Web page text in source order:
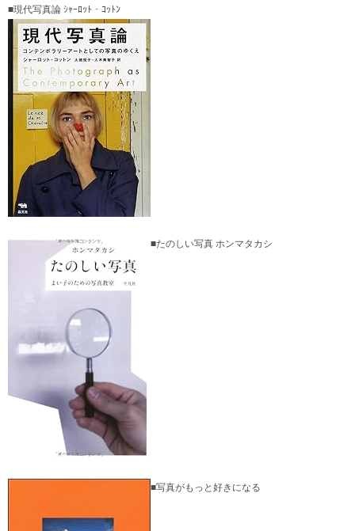
■現代写真論 ｼｬｰﾛｯﾄ・ｺｯﾄﾝ
■たのしい写真 ホンマタカシ
■写真がもっと好きになる